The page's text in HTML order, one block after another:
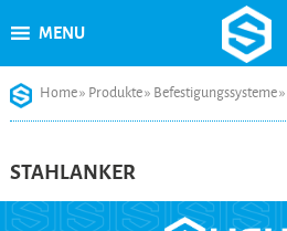
content
MENU
Home» Produkte» Befestigungssysteme»
STAHLANKER